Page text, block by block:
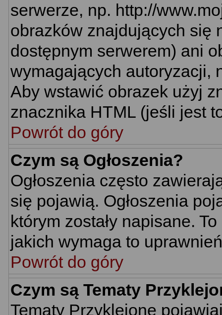
serwerze, np. http://
obrazków znajdujących się
dostępnym serwerem) ani
wymagających autoryzacji,
Aby wstawić obrazek użyj
znacznika HTML (jeśli jest
Powrót do góry
Czym są Ogłoszenia?
Ogłoszenia często
się pojawią. Ogłoszenia
którym zostały napisane.
jakich wymaga to
Powrót do góry
Czym są Tematy
Tematy Przyklejone